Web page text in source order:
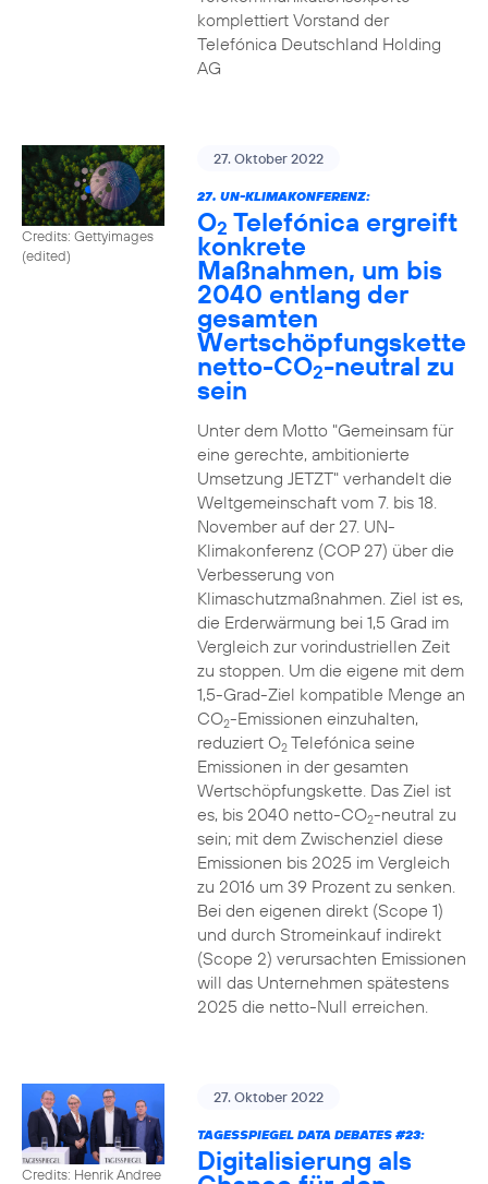
komplettiert Vorstand der
Telefónica Deutschland Holding
AG
Credits: Gettyimages
(edited)
27. Oktober 2022
27. UN-KLIMAKONFERENZ:
O2 Telefónica ergreift
konkrete
Maßnahmen, um bis
2040 entlang der
gesamten
Wertschöpfungskette
netto-CO2-neutral zu
sein
Unter dem Motto "Gemeinsam für
eine gerechte, ambitionierte
Umsetzung JETZT" verhandelt die
Weltgemeinschaft vom 7. bis 18.
November auf der 27. UN-
Klimakonferenz (COP 27) über die
Verbesserung von
Klimaschutzmaßnahmen. Ziel ist es,
die Erderwärmung bei 1,5 Grad im
Vergleich zur vorindustriellen Zeit
zu stoppen. Um die eigene mit dem
1,5-Grad-Ziel kompatible Menge an
CO2-Emissionen einzuhalten,
reduziert O2Telefónica seine
Emissionen in der gesamten
Wertschöpfungskette. Das Ziel ist
es, bis 2040 netto-CO2-neutral zu
sein; mit dem Zwischenziel diese
Emissionen bis 2025 im Vergleich
zu 2016 um 39 Prozent zu senken.
Bei den eigenen direkt (Scope 1)
und durch Stromeinkauf indirekt
(Scope 2) verursachten Emissionen
will das Unternehmen spätestens
2025 die netto-Null erreichen.
Credits: Henrik Andree
27. Oktober 2022
TAGESSPIEGEL DATA DEBATES #23:
Digitalisierung als